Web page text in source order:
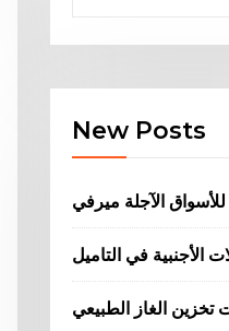
New Posts
للأسواق الآجلة ميرفي
الأجنبية في التاميل
تخزين الغاز الطبيعي